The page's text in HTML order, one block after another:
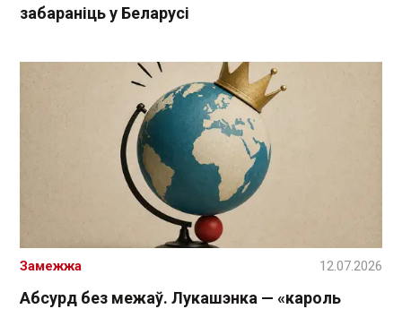
забараніць у Беларусі
Абсурд без межаў. Лукашэнка — «кароль
Замежжа 12.07.2026